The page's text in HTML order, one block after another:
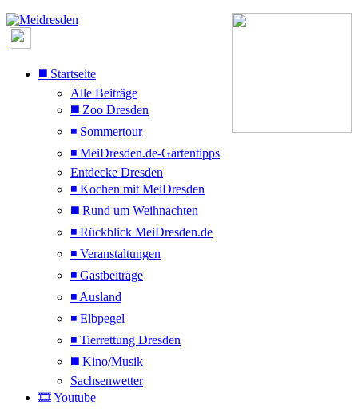
◼️ Startseite
Alle Beiträge
◼️ Zoo Dresden
◾ Sommertour
◾ MeiDresden.de-Gartentipps
Entdecke Dresden
◾ Kochen mit MeiDresden
◼️ Rund um Weihnachten
◾ Rückblick MeiDresden.de
◾ Veranstaltungen
◾ Gastbeiträge
◾ Ausland
◾ Elbpegel
◾ Tierrettung Dresden
◼️ Kino/Musik
Sachsenwetter
🎞️ Youtube